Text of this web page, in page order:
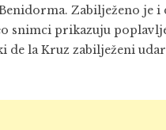
Zabilježeno je
snimci prikazuju
de la Kruz zabilježeni